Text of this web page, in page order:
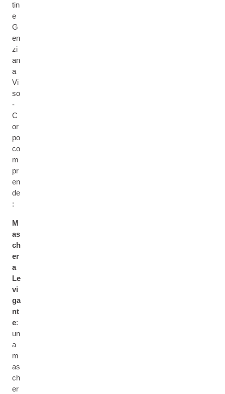
tin
e
G
en
zi
an
a
Vi
so
-
C
or
po
co
m
pr
en
de
:
M
as
ch
er
a
Le
vi
ga
nt
e:
un
a
m
as
ch
er